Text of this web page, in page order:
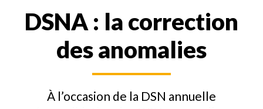
DSNA : la correction
des anomalies
À l’occasion de la DSN annuelle